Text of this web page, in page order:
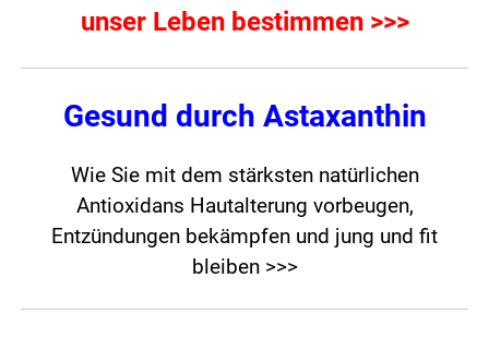
unser Leben bestimmen >>>
Gesund durch Astaxanthin
Wie Sie mit dem stärksten natürlichen
Antioxidans Hautalterung vorbeugen,
Entzündungen bekämpfen und jung und fit
bleiben >>>